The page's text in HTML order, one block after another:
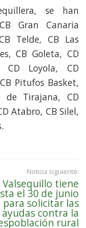
se han
Gran Canaria
Telde, CB Las
CB Goleta, CD
CD Loyola, CD
Pitufos Basket,
de Tirajana, CD
Atabro, CB Silel,
Noticia siguiente:
Valsequillo tiene
el 30 de junio
para solicitar las
ayudas contra la
rural